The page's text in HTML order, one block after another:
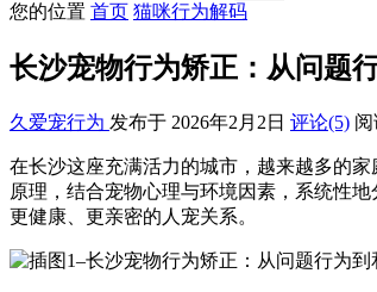
您的位置 首页 猫咪行为解码
长沙宠物行为矫正：从问题
久爱宠行为 发布于 2026年2月2日 评论(5)
在长沙这座充满活力的城市，越来越多的
原理，结合宠物心理与环境因素，系统性
更健康、更亲密的人宠关系。